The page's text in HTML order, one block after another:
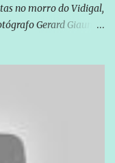
no morro do Vidigal,
Gerard Giaume